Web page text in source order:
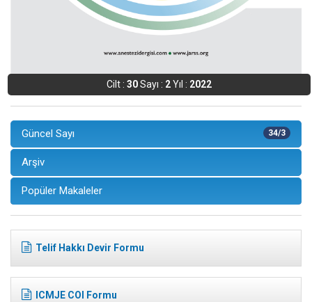
Cilt : 30Sayı : 2Yıl : 2022
34/3
Güncel Sayı
Arşiv
Popüler Makaleler
Telif Hakkı Devir Formu
ICMJE COI Formu